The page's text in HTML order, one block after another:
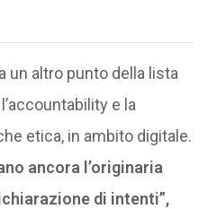
un altro punto della lista
e la
etica, in ambito digitale.
ancora l’originaria
di intenti”,